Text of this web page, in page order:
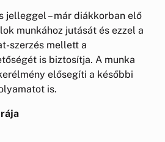
jelleggel – már diákkorban elő
munkához jutását és ezzel a
szerzés mellett a
is biztosítja. A munka
elősegíti a későbbi
is.